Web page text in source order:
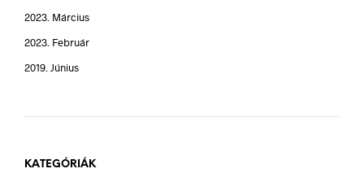
2023. Március
2023. Február
2019. Június
KATEGÓRIÁK